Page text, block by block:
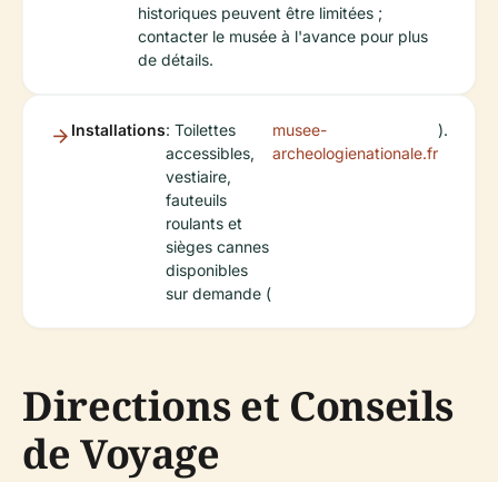
historiques peuvent être limitées ;
contacter le musée à l'avance pour plus
de détails.
Installations: Toilettes
accessibles,
vestiaire,
fauteuils
roulants et
sièges cannes
disponibles
sur demande (
musee-
archeologienationale.fr
).
Directions et Conseils
de Voyage